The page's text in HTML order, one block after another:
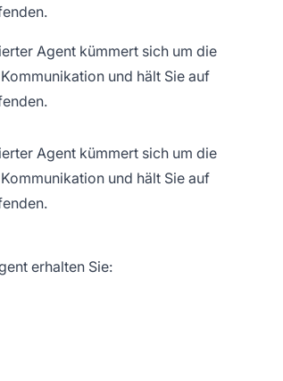
Agent kümmert sich um die
und hält Sie auf
Agent kümmert sich um die
und hält Sie auf
erhalten Sie: